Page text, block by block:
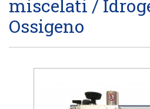
miscelati /
Ossigeno